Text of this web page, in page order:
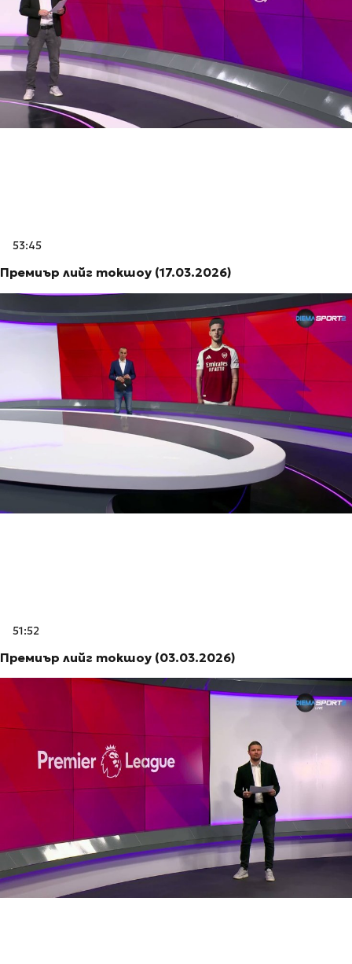
53:45
Премиър лийг токшоу (17.03.2026)
51:52
Премиър лийг токшоу (03.03.2026)